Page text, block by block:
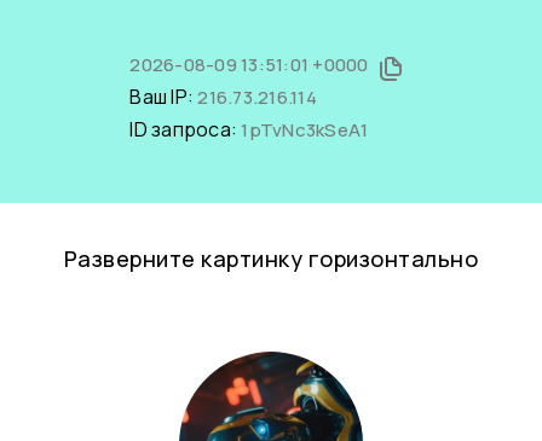
2026-08-09 13:51:01 +0000
Ваш IP:216.73.216.114
ID запроса:1pTvNc3kSeA1
Разверните картинку горизонтально